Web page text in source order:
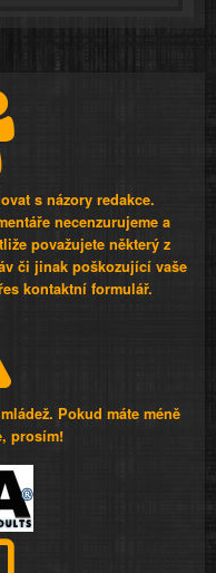
s názory redakce.
necenzurujeme a
považujete některý z
či jinak poškozující vaše
kontaktní formulář.
Pokud máte méně
prosím!